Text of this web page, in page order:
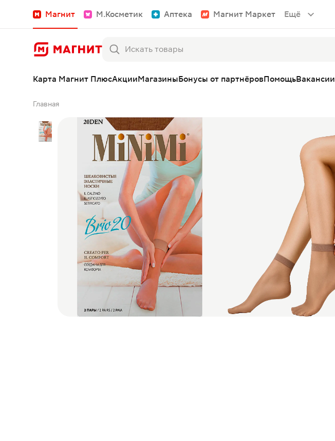
Магнит М.Косметик Аптека Магнит Маркет Ещё
Карта Магнит ПлюсАкцииМагазиныБонусы от партнёровПомощьВакансии
Главная